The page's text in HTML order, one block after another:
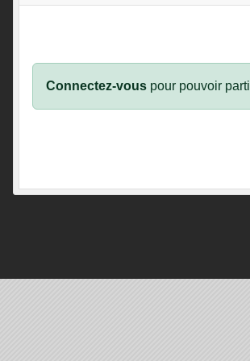
Connectez-vous pour pouvoir